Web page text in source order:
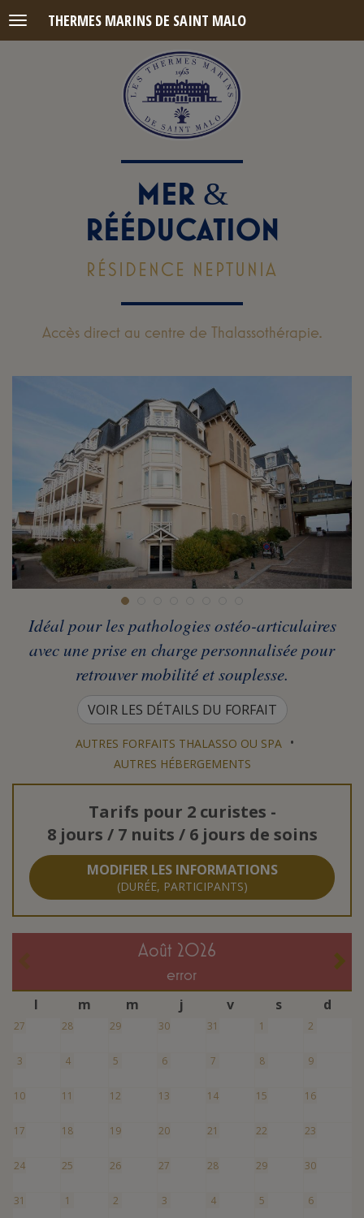
Menu THERMES MARINS DE SAINT MALO
MER &
RÉÉDUCATION
RÉSIDENCE NEPTUNIA
Accès direct au centre de Thalassothérapie.
Idéal pour les pathologies ostéo-articulaires
avec une prise en charge personnalisée pour
retrouver mobilité et souplesse.
VOIR LES DÉTAILS DU FORFAIT
AUTRES FORFAITS THALASSO OU SPA •
AUTRES HÉBERGEMENTS
Tarifs pour 2 curistes -
8 jours / 7 nuits / 6 jours de soins
MODIFIER LES INFORMATIONS
(DURÉE, PARTICIPANTS)
août 2026
error
l m m j v s d
27 28 29 30 31 1 2
3 4 5 6 7 8 9
10 11 12 13 14 15 16
17 18 19 20 21 22 23
24 25 26 27 28 29 30
31 1 2 3 4 5 6